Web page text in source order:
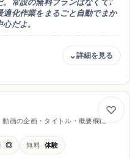
/ Legend 月24.99ドル前後（年
化作業をまるごと自動でまか
だよ。
験）
化
画の企画・タイトル・概要欄に
◎ 無料 体験